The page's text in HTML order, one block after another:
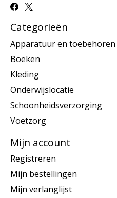
Categorieën
Apparatuur en toebehoren
Boeken
Kleding
Onderwijslocatie
Schoonheidsverzorging
Voetzorg
Mijn account
Registreren
Mijn bestellingen
Mijn verlanglijst